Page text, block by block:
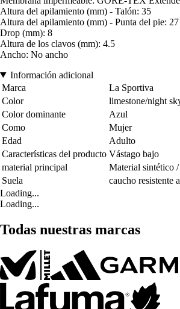
Altura del apilamiento (mm) - Talón: 35
Altura del apilamiento (mm) - Punta del pie: 27
Drop (mm): 8
Altura de los clavos (mm): 4.5
Ancho: No ancho
Información adicional
Marca
La Sportiva
Color
limestone/night
Color dominante
Azul
Como
Mujer
Edad
Adulto
Características del producto Vástago bajo
material principal
Material sintético
Suela
caucho resistente
Loading...
Loading...
Todas nuestras marcas